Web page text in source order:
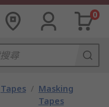
0
Tapes / Masking
Tapes